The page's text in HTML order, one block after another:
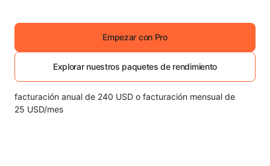
Empezar con Pro
Explorar nuestros paquetes de rendimiento
facturación anual de 240 USD o facturación mensual de
25 USD/mes